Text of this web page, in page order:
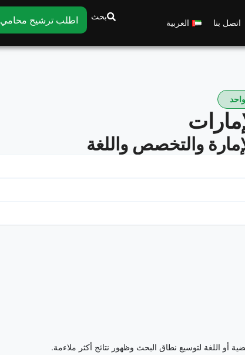
اتصل بنا العربية
بحث اطلب ترشيح محامي
والتخصص واللغة
أو اللغة لتوسيع نطاق البحث وظهور نتائج أكثر ملاءمة.